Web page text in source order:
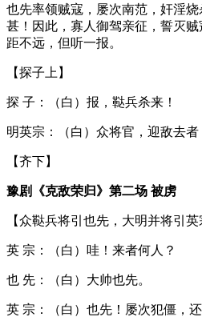
也先率领贼寇，屡次南范，奸淫
甚！因此，寡人御驾亲征，誓灭
距不远，但听一报。
【探子上】
探 子：（白）报，鞑兵杀来！
明英宗：（白）众将官，迎敌去者
【齐下】
豫剧《克敌荣归》第二场 被虏
【众鞑兵将引也先，大明并将引英
英 宗：（白）哇！来者何人？
也 先：（白）大帅也先。
英 宗：（白）也先！屡次犯僵，还